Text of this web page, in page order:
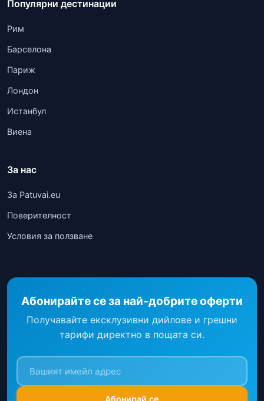
Популярни дестинации
Рим
Барселона
Париж
Лондон
Истанбул
Виена
За нас
За Patuvai.eu
Поверителност
Условия за ползване
Абонирайте се за най-добрите оферти
Получавайте ексклузивни дийлове и грешни
тарифи директно в пощата си.
Абонирай се